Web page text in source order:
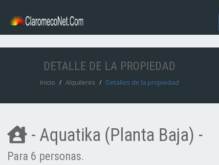
DETALLE DE LA PROPIEDAD
Inicio Alquileres Detalles de la propiedad
- Aquatika (Planta Baja) -
Para 6 personas.